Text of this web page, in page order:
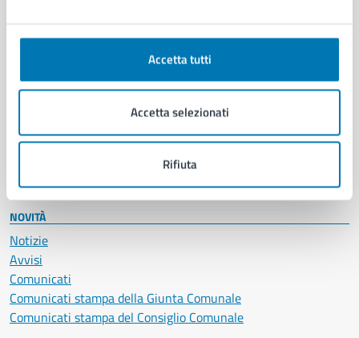
Accetta tutti
Accetta selezionati
Rifiuta
Giustizia e sicurezza pubblica
Salute, benessere e assistenza
Servizi Cimiteriali
NOVITÀ
Notizie
Avvisi
Comunicati
Comunicati stampa della Giunta Comunale
Comunicati stampa del Consiglio Comunale